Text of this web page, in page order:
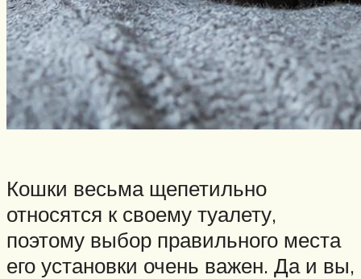
Кошки весьма щепетильно
относятся к своему туалету,
поэтому выбор правильного места
его установки очень важен. Да и вы,